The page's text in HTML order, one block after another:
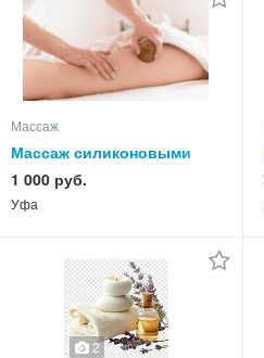
Массаж
Массаж силиконовыми
банками (вакуумный)
1 000 руб.
Уфа
2